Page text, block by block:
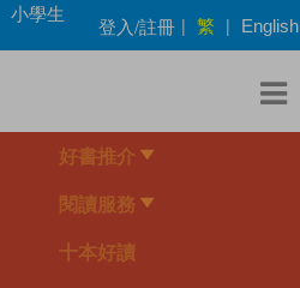
小學生
登入/註冊 | 繁 | English
好書推介
閱讀服務
十本好讀